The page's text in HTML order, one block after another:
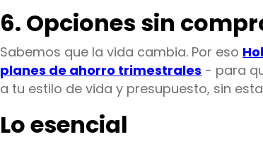
6. Opciones sin
Sabemos que la vida cambia. Por eso
planes de ahorro trimestrales - para
a tu estilo de vida y presupuesto, sin
Lo esencial